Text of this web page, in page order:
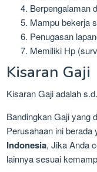
Berpengalaman
Mampu bekerja
Penugasan
Memiliki Hp
Kisaran Gaji
Kisaran Gaji adalah
Bandingkan Gaji yang
Perusahaan ini berada
Indonesia, Jika Anda
lainnya sesuai